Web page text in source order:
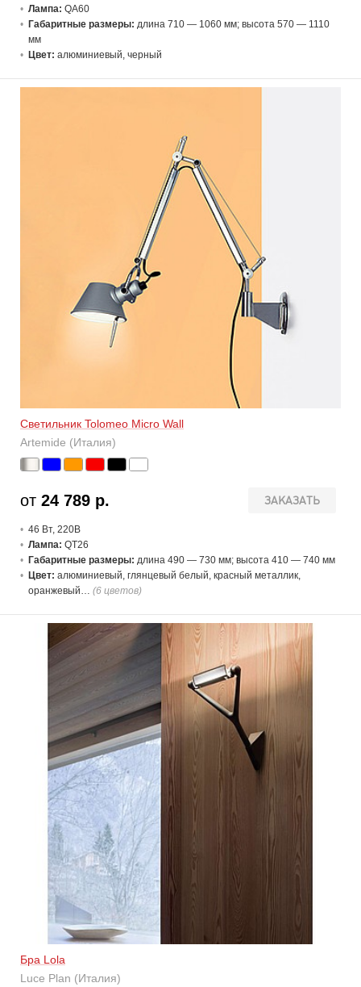
Лампа: QA60
Габаритные размеры: длина 710 — 1060 мм; высота 570 — 1110
мм
Цвет: алюминиевый, черный
Светильник Tolomeo Micro Wall
Artemide (Италия)
ЗАКАЗАТЬ
от 24 789 р.
46 Вт, 220В
Лампа: QT26
Габаритные размеры: длина 490 — 730 мм; высота 410 — 740 мм
Цвет: алюминиевый, глянцевый белый, красный металлик,
оранжевый… (6 цветов)
Бра Lola
Luce Plan (Италия)